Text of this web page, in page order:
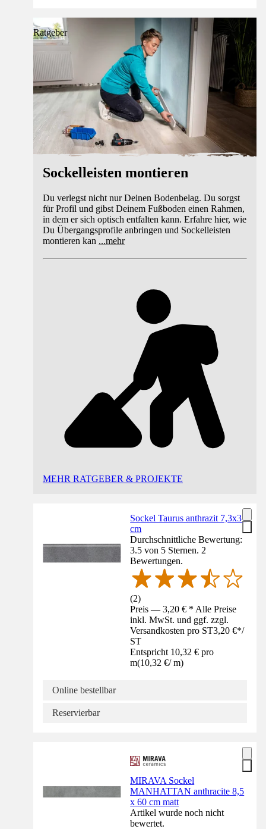
Ratgeber
Sockelleisten montieren
Du verlegst nicht nur Deinen Bodenbelag. Du sorgst
für Profil und gibst Deinem Fußboden einen Rahmen,
in dem er sich optisch entfalten kann. Erfahre hier, wie
Du Übergangsprofile anbringen und Sockelleisten
montieren kan ...mehr
MEHR RATGEBER & PROJEKTE
Sockel Taurus anthrazit 7,3x31
cm
Durchschnittliche Bewertung:
3.5 von 5 Sternen. 2
Bewertungen.
(2)
Preis — 3,20 € * Alle Preise
inkl. MwSt. und ggf. zzgl.
Versandkosten pro ST3,20 €*/
ST
Entspricht 10,32 € pro
m(10,32 €/ m)
Online bestellbar
Reservierbar
MIRAVA Sockel
MANHATTAN anthracite 8,5
x 60 cm matt
Artikel wurde noch nicht
bewertet.